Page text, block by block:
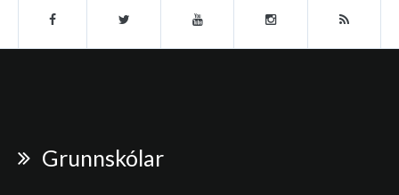
Grunnskólar